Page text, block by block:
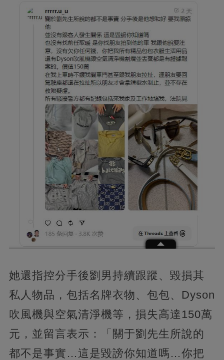
她還指控分手後劉男持續跟蹤、毀損其
私人物品，包括名牌衣物、包包、Dyson
吹風機與空氣清淨機等，損失高達150萬
元，並留言表示：「關于劉先生所說的
都不是事實…這是毀謗你知道嗎…你把